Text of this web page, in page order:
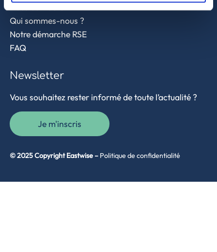
Qui sommes-nous ?
Notre démarche RSE
FAQ
Newsletter
Vous souhaitez rester informé de toute l’actualité ?
Je m'inscris
© 2025 Copyright Eastwise – Politique de confidentialité